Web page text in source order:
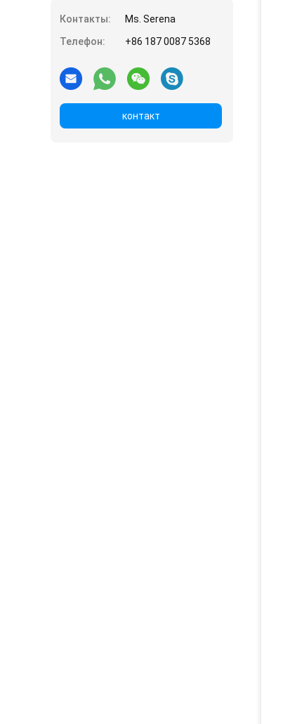
Контакты:
Ms. Serena
Телефон:
+86 187 0087 5368
контакт